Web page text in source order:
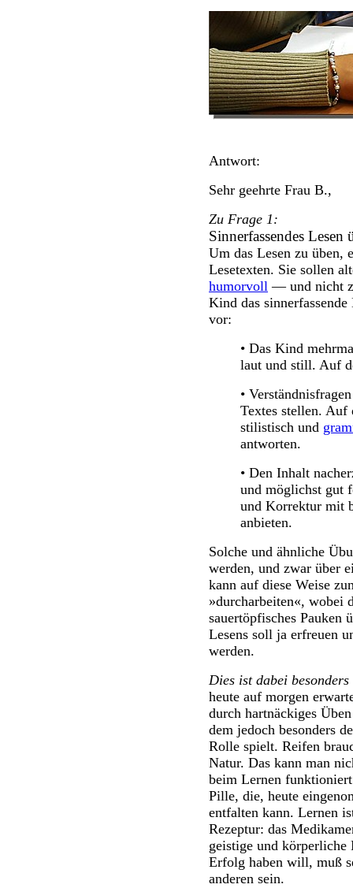
Antwort:
Sehr geehrte Frau B.,
Zu Frage 1:
Sinnerfassendes Lesen
Um das Lesen zu üben,
Lesetexten. Sie sollen
humorvoll — und nicht
Kind das
vor:
• Das Kind
laut und still. Auf
•
Textes stellen. Auf
stilistisch und
antworten.
• Den Inhalt
und möglichst gut
und Korrektur mit
anbieten.
Solche und ähnliche
werden, und zwar über
kann auf diese Weise
»durcharbeiten«, wobei
sauertöpfisches Pauken
Lesens soll ja erfreuen
werden.
Dies ist dabei
heute auf morgen
durch hartnäckiges
dem jedoch besonders
Rolle spielt. Reifen
Natur. Das kann man
beim Lernen
Pille, die, heute
entfalten kann. Lernen
Rezeptur: das
geistige und
Erfolg haben will, muß
anderen sein.